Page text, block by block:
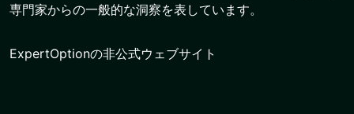
専門家からの一般的な洞察を表しています。
ExpertOptionの非公式ウェブサイト